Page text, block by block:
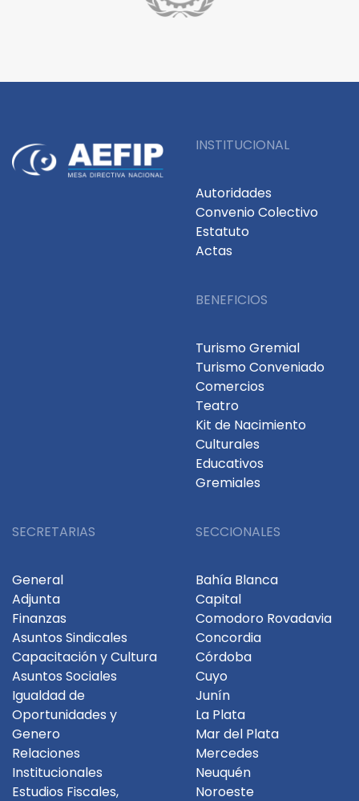
INSTITUCIONAL
Autoridades
Convenio Colectivo
Estatuto
Actas
BENEFICIOS
Turismo Gremial
Turismo Conveniado
Comercios
Teatro
Kit de Nacimiento
Culturales
Educativos
Gremiales
SECRETARIAS
General
Adjunta
Finanzas
Asuntos Sindicales
Capacitación y Cultura
Asuntos Sociales
Igualdad de
Oportunidades y
Genero
Relaciones
Institucionales
Estudios Fiscales,
SECCIONALES
Bahía Blanca
Capital
Comodoro Rovadavia
Concordia
Córdoba
Cuyo
Junín
La Plata
Mar del Plata
Mercedes
Neuquén
Noroeste